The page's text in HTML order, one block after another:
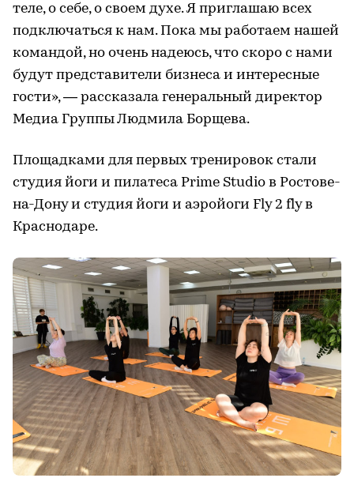
теле, о себе, о своем духе. Я приглашаю всех
подключаться к нам. Пока мы работаем нашей
командой, но очень надеюсь, что скоро с нами
будут представители бизнеса и интересные
гости», — рассказала генеральный директор
Медиа Группы Людмила Борщева.
Площадками для первых тренировок стали
студия йоги и пилатеса Prime Studio в Ростове-
на-Дону и студия йоги и аэройоги Fly 2 fly в
Краснодаре.